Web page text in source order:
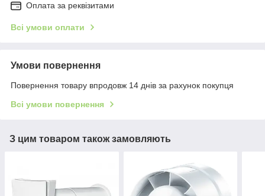
Оплата за реквізитами
Всі умови оплати
Умови повернення
Повернення товару впродовж 14 днів за рахунок покупця
Всі умови повернення
З цим товаром також замовляють